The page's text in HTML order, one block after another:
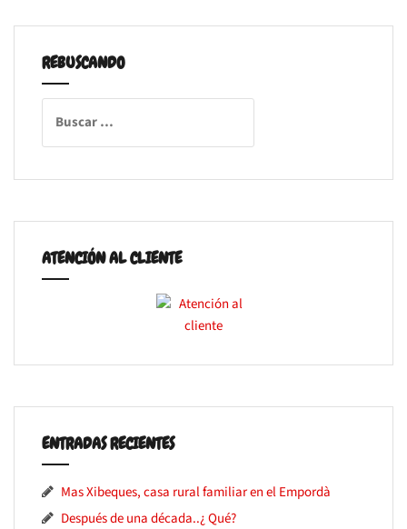
REBUSCANDO
ATENCIÓN AL CLIENTE
ENTRADAS RECIENTES
Mas Xibeques, casa rural familiar en el Empordà
Después de una década..¿ Qué?